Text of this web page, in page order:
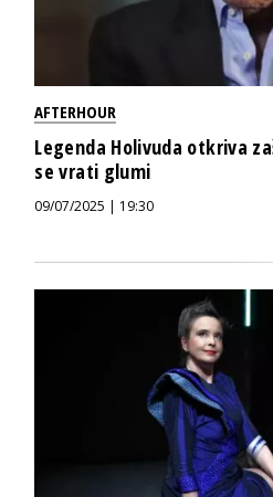
AFTERHOUR
Legenda Holivuda otkriva
se vrati glumi
09/07/2025 | 19:30